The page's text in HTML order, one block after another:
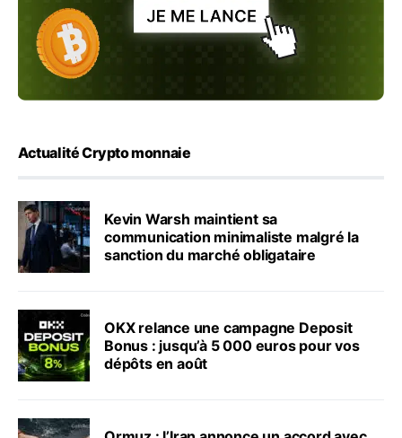
Actualité Crypto monnaie
Kevin Warsh maintient sa
communication minimaliste malgré la
sanction du marché obligataire
OKX relance une campagne Deposit
Bonus : jusqu’à 5 000 euros pour vos
dépôts en août